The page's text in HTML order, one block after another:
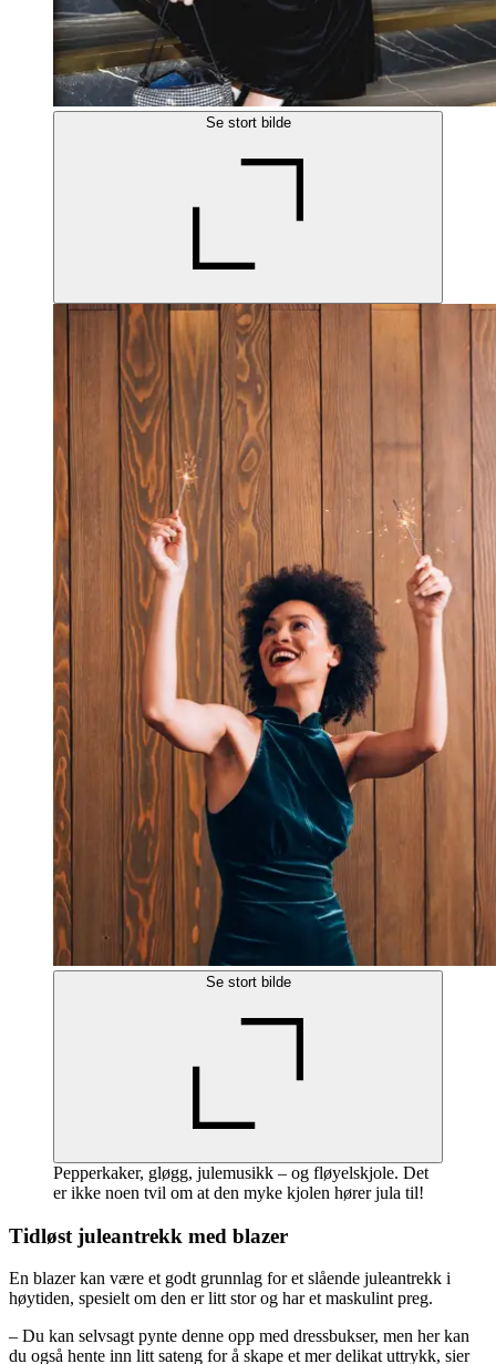
Se stort bilde
Se stort bilde
Pepperkaker, gløgg, julemusikk – og fløyelskjole. Det
er ikke noen tvil om at den myke kjolen hører jula til!
Tidløst juleantrekk med blazer
En blazer kan være et godt grunnlag for et slående juleantrekk i
høytiden, spesielt om den er litt stor og har et maskulint preg.
– Du kan selvsagt pynte denne opp med dressbukser, men her kan
du også hente inn litt sateng for å skape et mer delikat uttrykk, sier